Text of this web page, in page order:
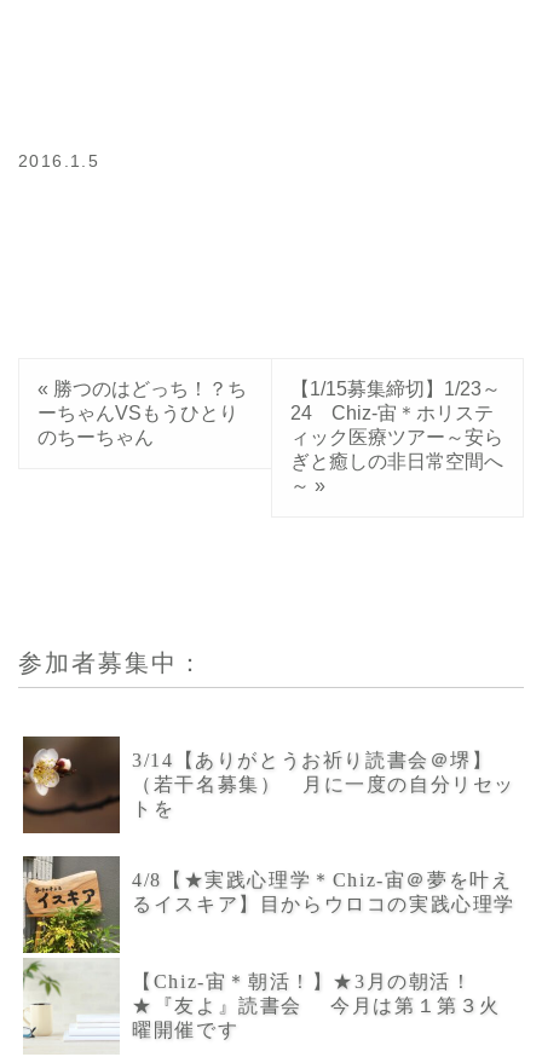
2016.1.5
« 勝つのはどっち！？ち
ーちゃんVSもうひとり
のちーちゃん
【1/15募集締切】1/23～
24 Chiz-宙＊ホリステ
ィック医療ツアー～安ら
ぎと癒しの非日常空間へ
～ »
参加者募集中：
3/14【ありがとうお祈り読書会＠堺】
（若干名募集） 月に一度の自分リセッ
トを
4/8【★実践心理学＊Chiz-宙＠夢を叶え
るイスキア】目からウロコの実践心理学
【Chiz-宙＊朝活！】★3月の朝活！
★『友よ』読書会 今月は第１第３火
曜開催です